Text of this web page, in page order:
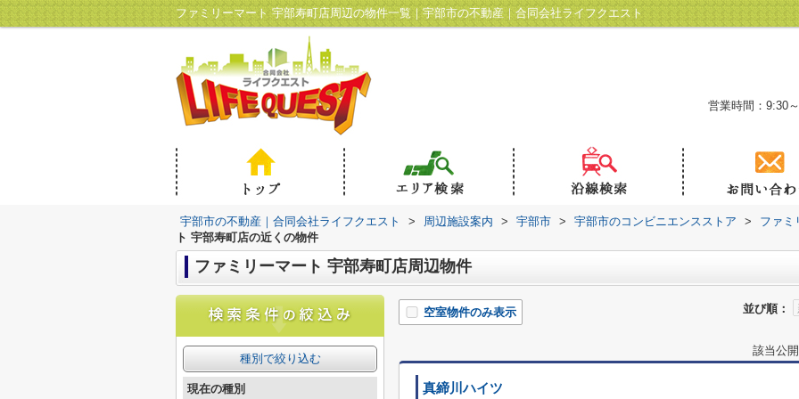
ファミリーマート 宇部寿町店周辺の物件一覧｜宇部市の不動産｜合同会社ライフクエスト
営業時間：9:30
宇部市の不動産｜合同会社ライフクエスト > 周辺施設案内 > 宇部市 > 宇部市のコンビニエンスストア >
ファミ
ト 宇部寿町店の近くの物件
ファミリーマート 宇部寿町店周辺物件
並び順：
空室物件のみ表示
該当公
真締川ハイツ
種別で絞り込む
現在の種別